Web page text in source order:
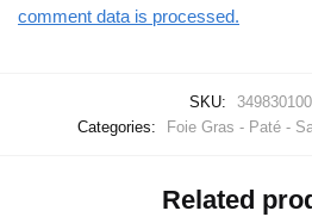
comment data is processed.
SKU:
Categories:
Foie Gras - Paté -
Related